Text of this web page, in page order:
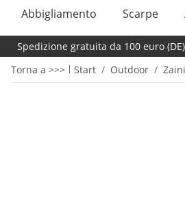
Abbigliamento Scarpe
Spedizione gratuita da 100 euro (DE)
Torna a >>>
Start Outdoor Zaini